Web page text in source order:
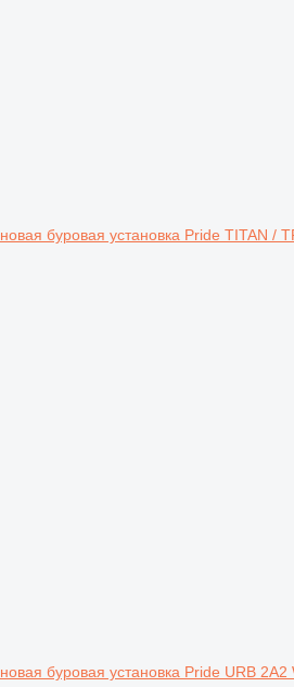
новая буровая установка Pride TITAN /
новая буровая установка Pride URB